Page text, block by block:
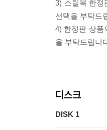
3) 스틸북 한정
선택을 부탁드
4) 한정판 상품
을 부탁드립니
디스크
DISK 1